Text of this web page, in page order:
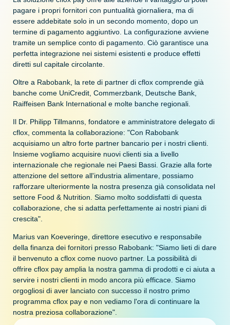
pagare i propri fornitori con puntualità giornaliera, ma di
essere addebitate solo in un secondo momento, dopo un
termine di pagamento aggiuntivo. La configurazione avviene
tramite un semplice conto di pagamento. Ciò garantisce una
perfetta integrazione nei sistemi esistenti e produce effetti
diretti sul capitale circolante.
Oltre a Rabobank, la rete di partner di cflox comprende già
banche come UniCredit, Commerzbank, Deutsche Bank,
Raiffeisen Bank International e molte banche regionali.
Il Dr. Philipp Tillmanns, fondatore e amministratore delegato di
cflox, commenta la collaborazione: "Con Rabobank
acquisiamo un altro forte partner bancario per i nostri clienti.
Insieme vogliamo acquisire nuovi clienti sia a livello
internazionale che regionale nei Paesi Bassi. Grazie alla forte
attenzione del settore all'industria alimentare, possiamo
rafforzare ulteriormente la nostra presenza già consolidata nel
settore Food & Nutrition. Siamo molto soddisfatti di questa
collaborazione, che si adatta perfettamente ai nostri piani di
crescita".
Marius van Koeveringe, direttore esecutivo e responsabile
della finanza dei fornitori presso Rabobank: "Siamo lieti di dare
il benvenuto a cflox come nuovo partner. La possibilità di
offrire cflox pay amplia la nostra gamma di prodotti e ci aiuta a
servire i nostri clienti in modo ancora più efficace. Siamo
orgogliosi di aver lanciato con successo il nostro primo
programma cflox pay e non vediamo l'ora di continuare la
nostra preziosa collaborazione".